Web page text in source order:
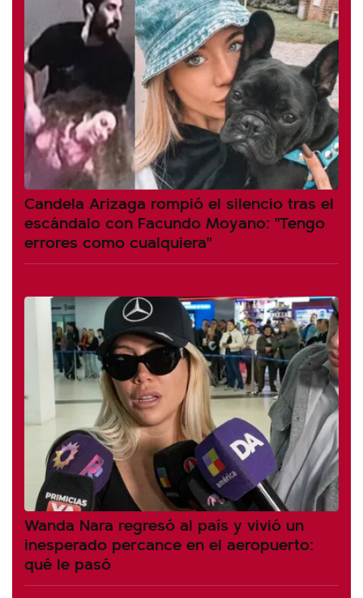
Candela Arizaga rompió el silencio tras el
escándalo con Facundo Moyano: "Tengo
errores como cualquiera"
Wanda Nara regresó al país y vivió un
inesperado percance en el aeropuerto:
qué le pasó